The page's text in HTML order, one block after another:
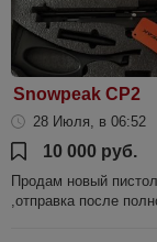
Snowpeak CP2
28 Июля, в 06:52
10 000 руб.
Продам новый
,отправка после